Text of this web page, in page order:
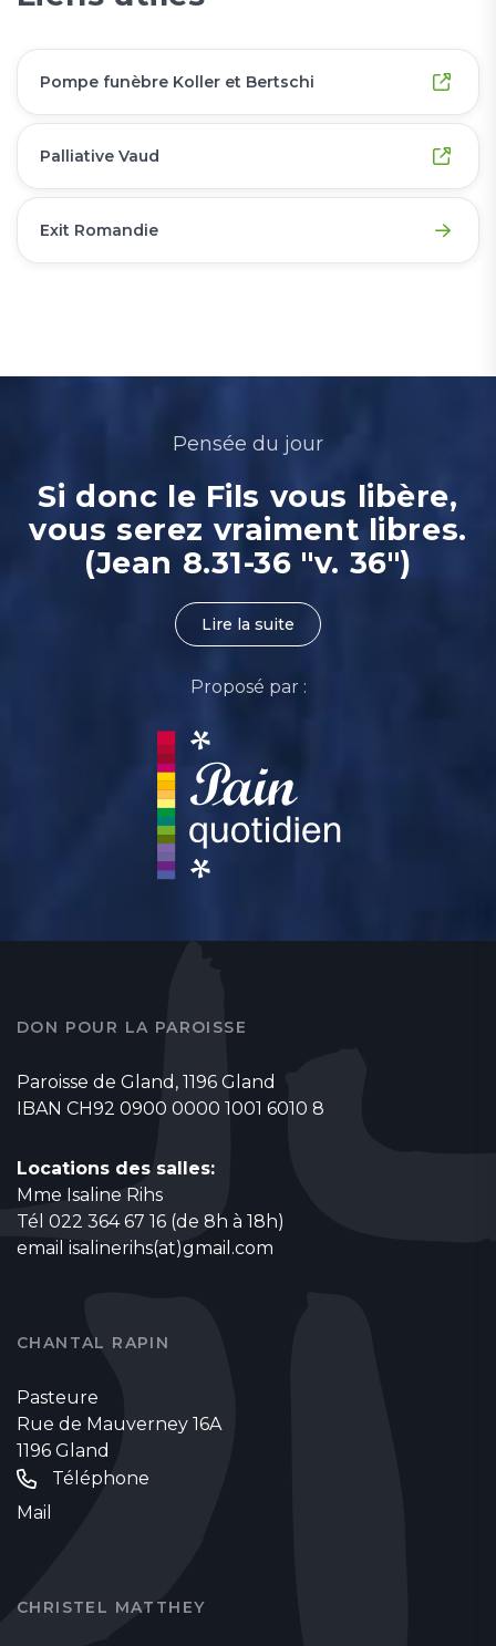
Pompe funèbre Koller et Bertschi
Palliative Vaud
Exit Romandie
Pensée du jour
Si donc le Fils vous libère,
vous serez vraiment libres.
(Jean 8.31-36 "v. 36")
Lire la suite
Proposé par :
DON POUR LA PAROISSE
Paroisse de Gland, 1196 Gland
IBAN CH92 0900 0000 1001 6010 8
Locations des salles:
Mme Isaline Rihs
Tél 022 364 67 16 (de 8h à 18h)
email isalinerihs(at)gmail.com
CHANTAL RAPIN
Pasteure
Rue de Mauverney 16A
1196 Gland
Téléphone
Mail
CHRISTEL MATTHEY